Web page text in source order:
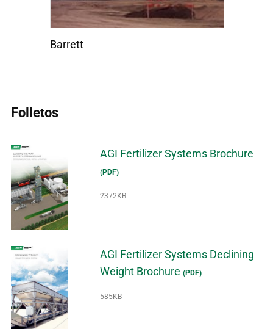
Barrett
Folletos
AGI Fertilizer Systems Brochure
(PDF)
2372KB
AGI Fertilizer Systems Declining
Weight Brochure(PDF)
585KB